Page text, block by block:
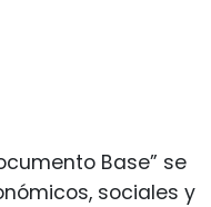
Base” se
sociales y